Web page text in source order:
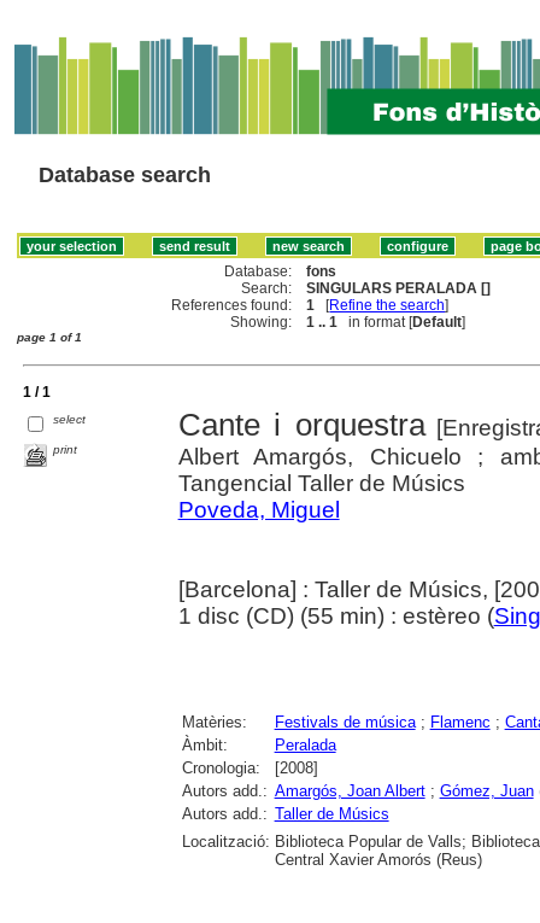
Database search
Database:
fons
Search:
SINGULARS PERALADA []
References found:
1 [Refine the search]
Showing:
1 .. 1 in format [Default]
page 1 of 1
1 / 1
select
print
Cante i orquestra
Albert Amargós, Chicuelo ;
Tangencial Taller de Músics
Poveda, Miguel
[Barcelona] : Taller de Músics,
1 disc (CD) (55 min) : estèreo (
Matèries: Festivals de música; Flamenc ;
Àmbit:
Peralada
Cronologia:
[2008]
Autors add.: Amargós, Joan Albert; Gómez, Juan
Autors add.: Taller de Músics
Localització: Biblioteca Popular de Valls;
Central Xavier Amorós (Reus)